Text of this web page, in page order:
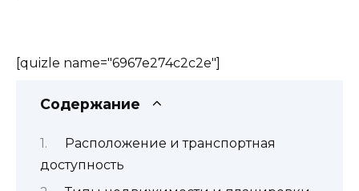
[quizle name="6967e274c2c2e"]
Содержание
Расположение и транспортная
доступность